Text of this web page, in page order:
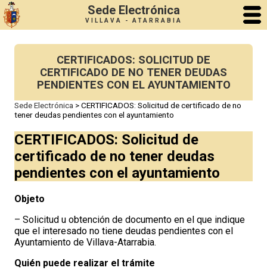
Sede Electrónica
VILLAVA - ATARRABIA
CERTIFICADOS: SOLICITUD DE
CERTIFICADO DE NO TENER DEUDAS
PENDIENTES CON EL AYUNTAMIENTO
Sede Electrónica >CERTIFICADOS: Solicitud de certificado de no
tener deudas pendientes con el ayuntamiento
CERTIFICADOS: Solicitud de
certificado de no tener deudas
pendientes con el ayuntamiento
Objeto
– Solicitud u obtención de documento en el que indique
que el interesado no tiene deudas pendientes con el
Ayuntamiento de Villava-Atarrabia.
Quién puede realizar el trámite